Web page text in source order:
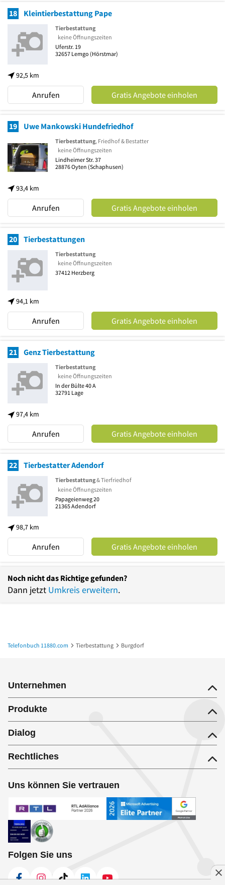
18 Kleintierbestattung Pape
92,5 km
Tierbestattung
keine Öffnungszeiten
Uferstr. 19
32657 Lemgo (Hörstmar)
Anrufen Gratis Angebote einholen
19 Uwe Mankowski Hundefriedhof
93,4 km
Tierbestattung, Friedhof & Bestatter
keine Öffnungszeiten
Lindheimer Str. 37
28876Oyten (Schaphusen)
Anrufen Gratis Angebote einholen
20 Tierbestattungen
94,1 km
Tierbestattung
keine Öffnungszeiten
37412 Herzberg
Anrufen Gratis Angebote einholen
21 Genz Tierbestattung
97,4 km
Tierbestattung
keine Öffnungszeiten
In der Bülte 40 A
32791 Lage
Anrufen Gratis Angebote einholen
22 Tierbestatter Adendorf
98,7 km
Tierbestattung& Tierfriedhof
keine Öffnungszeiten
Papageienweg 20
21365Adendorf
Anrufen Gratis Angebote einholen
Noch nicht das Richtige gefunden?
Dann jetzt Umkreis erweitern.
Telefonbuch 11880.com Tierbestattung Burgdorf
Unternehmen
Produkte
Dialog
Rechtliches
Uns können Sie vertrauen
Folgen Sie uns